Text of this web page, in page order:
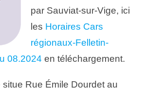
par Sauviat-sur-Vige, ici
les Horaires Cars
régionaux-Felletin-
08.2024 en téléchargement.
situe Rue Émile Dourdet au